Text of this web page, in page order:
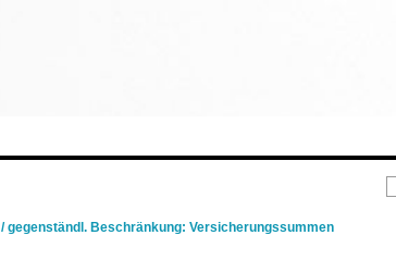
/gegenständl. Beschränkung: Versicherungssummen